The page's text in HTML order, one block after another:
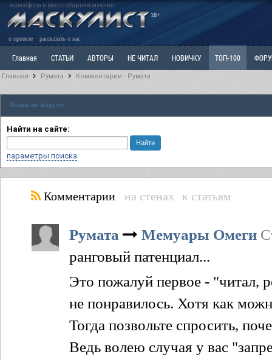
маносфера и место общения мужчин
18+
о проекте рассказать о нас
Главная СТАТЬИ АВТОРЫ НЕ ЧИТАЛ НОВИЧКУ ТОП-100
Ветка: Расстаюсь или Развожусь. САНЧАС
РАЗДЕЛ: Разное
Главная Румата Комментарии - Румата
Поиск по форуму
Найти на сайте:
параметры поиска
Комментарии на стенах к статьям
Румата Мемуары Омеги
ранговый патенциал...
Это пожалуй первое - "читал,
не понравилось. Хотя как
Тогда позвольте спросить,
Ведь волею случая у вас